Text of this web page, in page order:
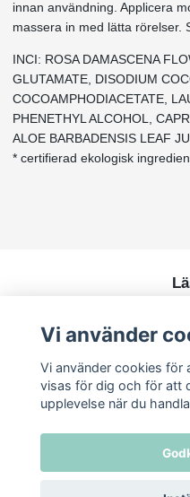
innan användning. Applicera
massera in med lätta rörelser.
INCI: ROSA DAMASCENA
GLUTAMATE, DISODIUM
COCOAMPHODIACETATE,
PHENETHYL ALCOHOL,
ALOE BARBADENSIS LEAF
* certifierad ekologisk
Vi använder
Vi använder cookies för
visas för dig och för att
upplevelse när du